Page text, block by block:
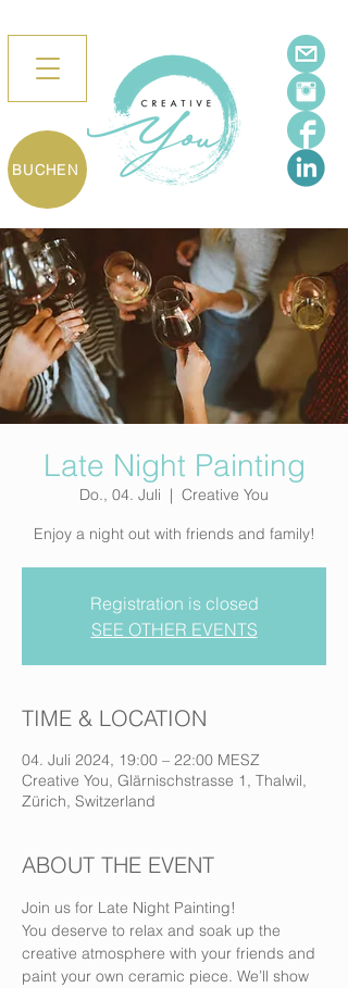
BUCHEN
Late Night Painting
Do., 04. Juli
  |
Creative You
Enjoy a night out with friends and family!
Registration is closed
SEE OTHER EVENTS
TIME & LOCATION
04. Juli 2024, 19:00 – 22:00 MESZ
Creative You, Glärnischstrasse 1, Thalwil,
Zürich, Switzerland
ABOUT THE EVENT
Join us for Late Night Painting!
You deserve to relax and soak up the
creative atmosphere with your friends and
paint your own ceramic piece. We’ll show